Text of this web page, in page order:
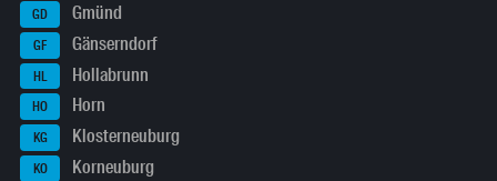
GD Gmünd
GF Gänserndorf
HL Hollabrunn
HO Horn
KG Klosterneuburg
KO Korneuburg